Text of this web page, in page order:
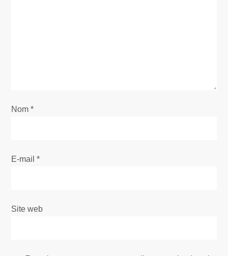
’
r
Nom*
E-mail*
Site web